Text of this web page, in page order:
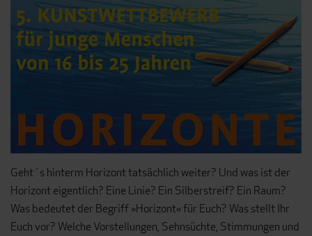
Geht´s hinterm Horizont tatsächlich weiter? Und was ist der
Horizont eigentlich? Eine Linie? Ein Silberstreif? Ein Raum?
Was bedeutet der Begriff »Horizont« für Euch? Was stellt Ihr
Euch vor? Welche Vorstellungen, Sehnsüchte, Stimmungen und